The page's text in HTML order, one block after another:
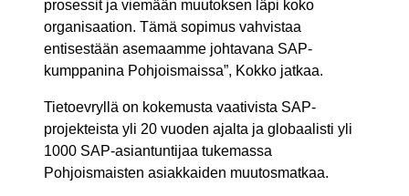
prosessit ja viemään muutoksen läpi koko
organisaation. Tämä sopimus vahvistaa
entisestään asemaamme johtavana SAP-
kumppanina Pohjoismaissa”, Kokko jatkaa.
Tietoevryllä on kokemusta vaativista SAP-
projekteista yli 20 vuoden ajalta ja globaalisti yli
1000 SAP-asiantuntijaa tukemassa
Pohjoismaisten asiakkaiden muutosmatkaa.